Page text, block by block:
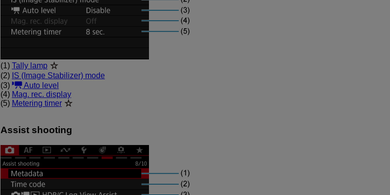
(1) Tally lamp
(2) IS (Image Stabilizer) mode
(3)
Auto level
(4) Mag. rec. display
(5) Metering timer
Assist shooting